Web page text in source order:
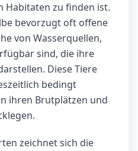
Habitaten zu finden ist.
bevorzugt oft offene
von Wasserquellen,
sind, die ihre
Diese Tiere
bedingt
ihren Brutplätzen und
zeichnet sich die